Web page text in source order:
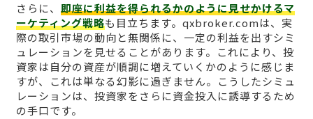
さらに、 即座に利益を得られるかのように見せかけるマ
ーケティング戦略も目立ちます。qxbroker.comは、実
際の取引市場の動向と無関係に、一定の利益を出すシミ
ュレーションを見せることがあります。これにより、投
資家は自分の資産が順調に増えていくかのように感じま
すが、これは単なる幻影に過ぎません。こうしたシミュ
レーションは、投資家をさらに資金投入に誘導するため
の手口です。